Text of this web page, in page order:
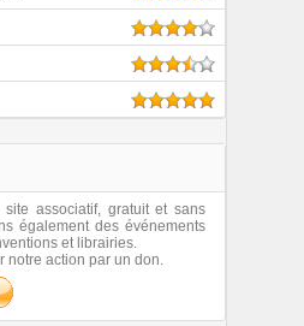
site associatif, gratuit et sans
également des événements
et librairies.
notre action par un don.